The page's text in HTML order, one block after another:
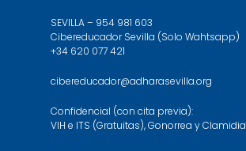
SEVILLA – 954 981 603
Cibereducador Sevilla (Solo Wahtsapp)
+34 620 077 421
cibereducador@adharasevilla.org
Confidencial (con cita previa):
VIH e ITS (Gratuitas), Gonorrea y Clamidia